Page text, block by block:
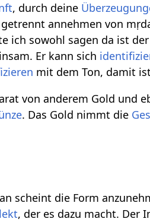
, durch deine
annehmen von
ich sowohl sagen da ist
Er kann sich
mit dem Ton, damit
von anderem Gold und
. Das Gold nimmt die
scheint die Form
, der es dazu macht. Der